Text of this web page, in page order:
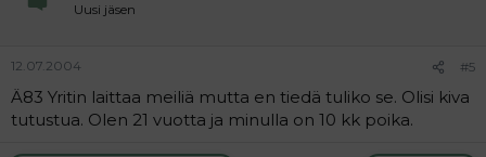
Uusi jäsen
12.07.2004 #5
Ä83 Yritin laittaa meiliä mutta en tiedä tuliko se. Olisi kiva
tutustua. Olen 21 vuotta ja minulla on 10 kk poika.